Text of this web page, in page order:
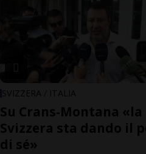
SVIZZERA / ITALIA
Su Crans-Montana «la
Svizzera sta dando il
di sé»